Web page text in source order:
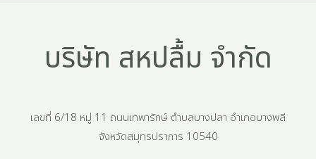
บริษัท สหปลื้ม จำกัด
เลขที่ 6/18 หมู่ 11 ถนนเทพารักษ์ ตำบลบางปลา อำเภอบางพลี
จังหวัดสมุทรปราการ 10540